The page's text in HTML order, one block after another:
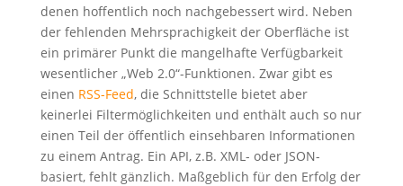
denen hoffentlich noch nachgebessert wird. Neben
der fehlenden Mehrsprachigkeit der Oberfläche ist
ein primärer Punkt die mangelhafte Verfügbarkeit
wesentlicher „Web 2.0“-Funktionen. Zwar gibt es
einen RSS-Feed, die Schnittstelle bietet aber
keinerlei Filtermöglichkeiten und enthält auch so nur
einen Teil der öffentlich einsehbaren Informationen
zu einem Antrag. Ein API, z.B. XML- oder JSON-
basiert, fehlt gänzlich. Maßgeblich für den Erfolg der